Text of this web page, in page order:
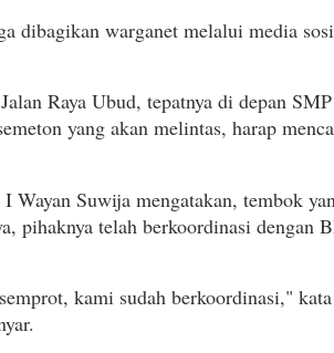
dibagikan warganet melalui media
Raya Ubud, tepatnya di depan
yang akan melintas, harap
Wayan Suwija mengatakan, tembok
pihaknya telah berkoordinasi dengan
kami sudah berkoordinasi,"